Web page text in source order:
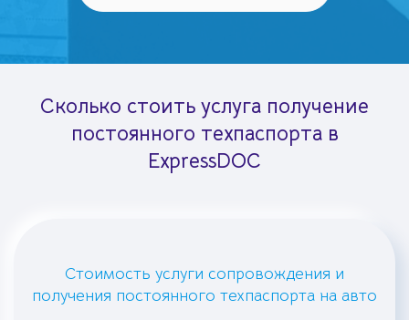
Сколько стоить услуга получение
постоянного техпаспорта в
ExpressDOC
Стоимость услуги сопровождения и
получения постоянного техпаспорта на авто